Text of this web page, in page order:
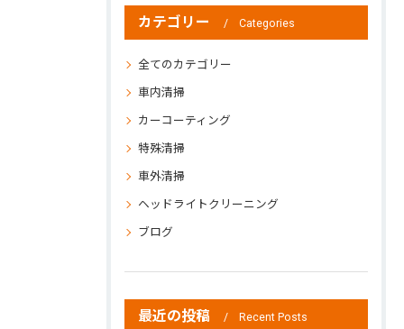
カテゴリー Categories
全てのカテゴリー
車内清掃
カーコーティング
特殊清掃
車外清掃
ヘッドライトクリーニング
ブログ
最近の投稿 Recent Posts